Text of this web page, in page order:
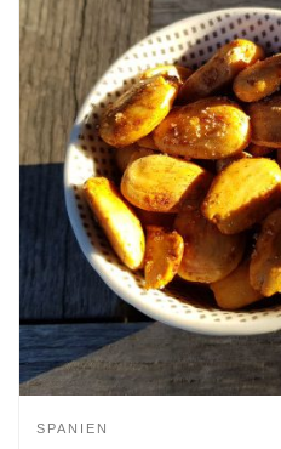
SPANIEN